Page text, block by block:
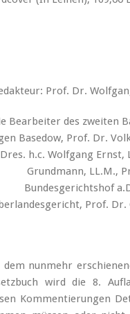
Prof. Dr.
Bearbeiter des zweiten
Basedow, Prof. Dr.
Dres. h.c. Wolfgang
Grundmann, LL.M.,
Bundesgerichtshof
Prof. Dr.
nunmehr
wird die 8.
Kommentierungen